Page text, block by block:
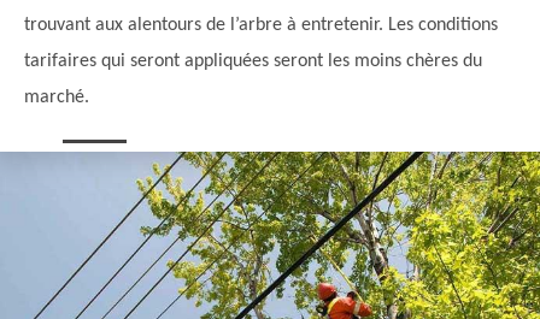
trouvant aux alentours de l’arbre à entretenir. Les conditions
tarifaires qui seront appliquées seront les moins chères du
marché.